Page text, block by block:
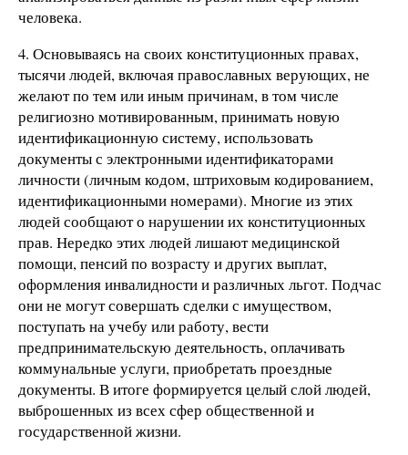
человека.
4. Основываясь на своих конституционных правах,
тысячи людей, включая православных верующих, не
желают по тем или иным причинам, в том числе
религиозно мотивированным, принимать новую
идентификационную систему, использовать
документы с электронными идентификаторами
личности (личным кодом, штриховым кодированием,
идентификационными номерами). Многие из этих
людей сообщают о нарушении их конституционных
прав. Нередко этих людей лишают медицинской
помощи, пенсий по возрасту и других выплат,
оформления инвалидности и различных льгот. Подчас
они не могут совершать сделки с имуществом,
поступать на учебу или работу, вести
предпринимательскую деятельность, оплачивать
коммунальные услуги, приобретать проездные
документы. В итоге формируется целый слой людей,
выброшенных из всех сфер общественной и
государственной жизни.